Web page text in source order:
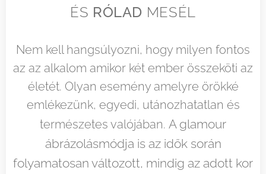
ÉS RÓLAD MESÉL
Nem kell hangsúlyozni, hogy milyen fontos
az az alkalom amikor két ember összeköti az
életét. Olyan esemény amelyre örökké
emlékezünk, egyedi, utánozhatatlan és
természetes valójában. A glamour
ábrázolásmódja is az idők során
folyamatosan változott, mindig az adott kor